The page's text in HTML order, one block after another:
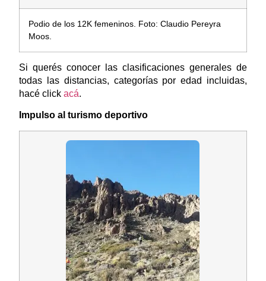
Podio de los 12K femeninos. Foto: Claudio Pereyra
Moos.
Si querés conocer las clasificaciones generales de
todas las distancias, categorías por edad incluidas,
hacé click acá.
Impulso al turismo deportivo